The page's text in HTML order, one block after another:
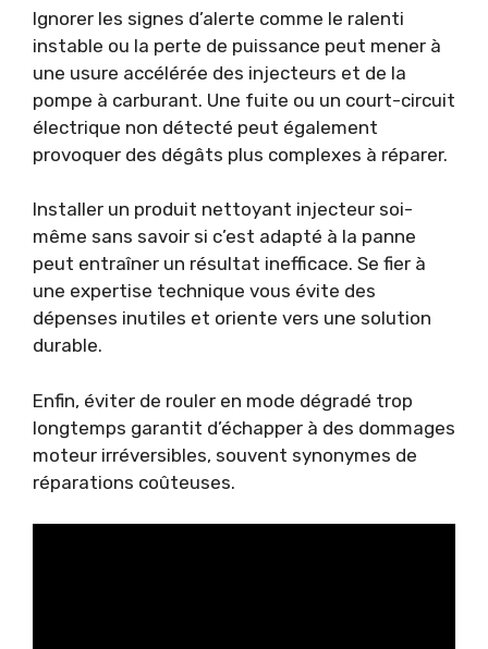
Ignorer les signes d’alerte comme le ralenti
instable ou la perte de puissance peut mener à
une usure accélérée des injecteurs et de la
pompe à carburant. Une fuite ou un court-circuit
électrique non détecté peut également
provoquer des dégâts plus complexes à réparer.
Installer un produit nettoyant injecteur soi-
même sans savoir si c’est adapté à la panne
peut entraîner un résultat inefficace. Se fier à
une expertise technique vous évite des
dépenses inutiles et oriente vers une solution
durable.
Enfin, éviter de rouler en mode dégradé trop
longtemps garantit d’échapper à des dommages
moteur irréversibles, souvent synonymes de
réparations coûteuses.